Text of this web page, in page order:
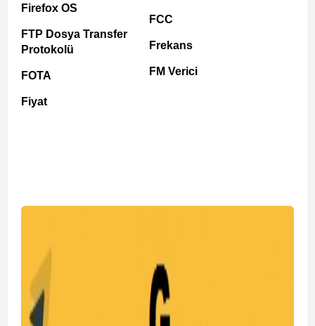
Firefox OS
FTP Dosya Transfer
Protokolü
FOTA
Fiyat
FCC
Frekans
FM Verici